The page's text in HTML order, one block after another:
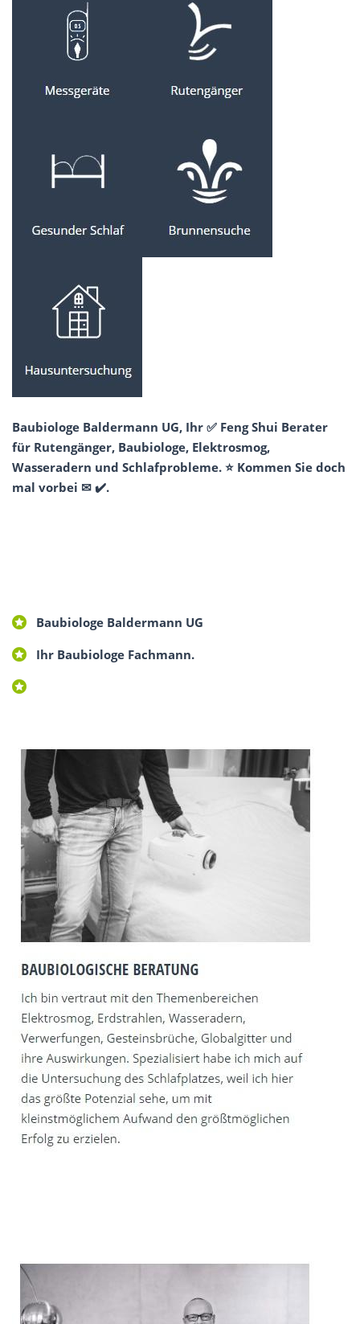
Baubiologe Baldermann UG, Ihr ✅ Feng Shui Berater
für Rutengänger, Baubiologe, Elektrosmog,
Wasseradern und Schlafprobleme. ⭐ Kommen Sie doch
mal vorbei ✉ ✔️.
Baubiologe Baldermann UG
Ihr Baubiologe Fachmann.